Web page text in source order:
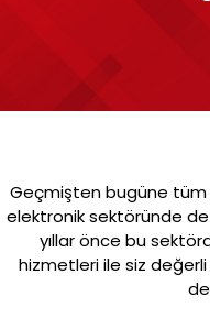
Ürünler
Üretim
Teknik Bilgiler
Geçmişten bugüne
elektronik sektöründe
yıllar önce bu
hizmetleri ile siz